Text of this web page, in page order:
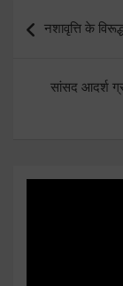
navigation
नशावृत्ति के
सांसद आदर्श